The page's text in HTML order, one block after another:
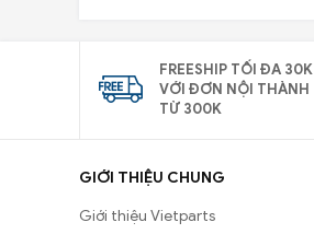
FREESHIP TỐI ĐA 30K
VỚI ĐƠN NỘI THÀNH
TỪ 300K
GIỚI THIỆU CHUNG
Giới thiệu Vietparts